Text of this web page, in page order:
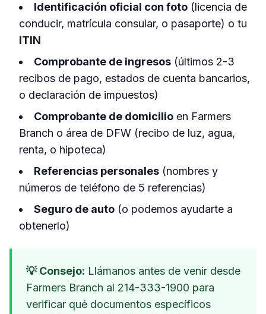
Identificación oficial con foto (licencia de
conducir, matrícula consular, o pasaporte) o tu
ITIN
Comprobante de ingresos (últimos 2-3
recibos de pago, estados de cuenta bancarios,
o declaración de impuestos)
Comprobante de domicilio en Farmers
Branch o área de DFW (recibo de luz, agua,
renta, o hipoteca)
Referencias personales (nombres y
números de teléfono de 5 referencias)
Seguro de auto (o podemos ayudarte a
obtenerlo)
💡 Consejo: Llámanos antes de venir desde
Farmers Branch al 214-333-1900 para
verificar qué documentos específicos